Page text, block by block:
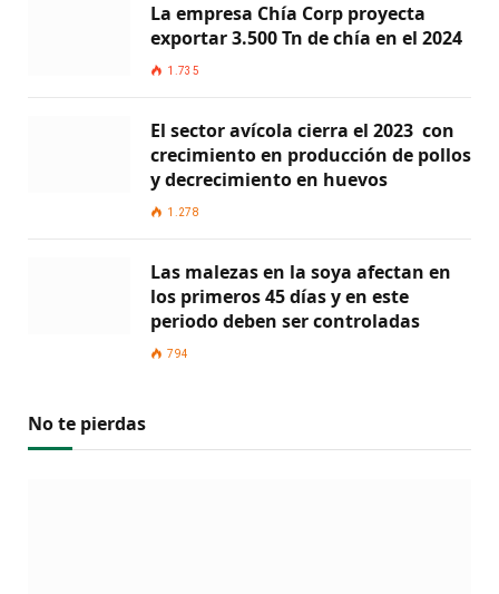
La empresa Chía Corp proyecta
exportar 3.500 Tn de chía en el 2024
1.735
El sector avícola cierra el 2023 con
crecimiento en producción de pollos
y decrecimiento en huevos
1.278
Las malezas en la soya afectan en
los primeros 45 días y en este
periodo deben ser controladas
794
No te pierdas